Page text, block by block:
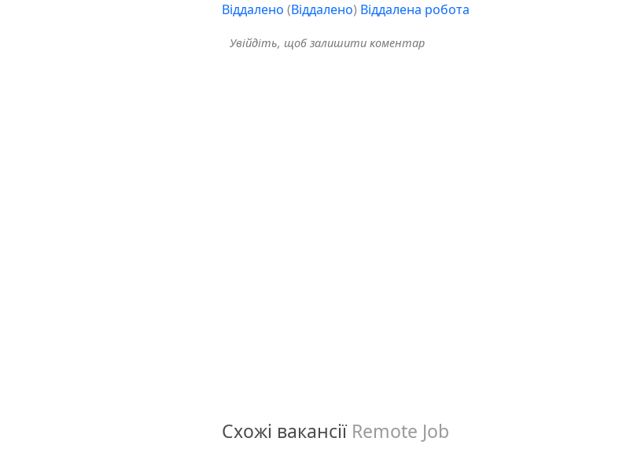
Віддалено (Віддалено) Віддалена робота
Увійдіть, щоб залишити коментар
Схожі вакансії Remote Job